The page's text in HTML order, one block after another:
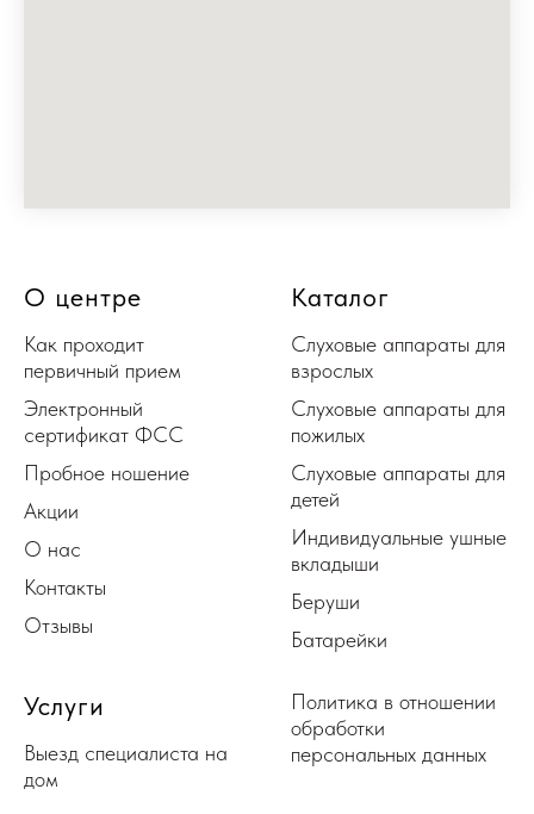
О центре
Как проходит
первичный прием
Электронный
сертификат ФСС
Пробное ношение
Акции
О нас
Контакты
Отзывы
Каталог
Слуховые аппараты для
взрослых
Слуховые аппараты для
пожилых
Слуховые аппараты для
детей
Индивидуальные ушные
вкладыши
Беруши
Батарейки
Услуги
Выезд специалиста на
дом
Политика в отношении
обработки
персональных данных